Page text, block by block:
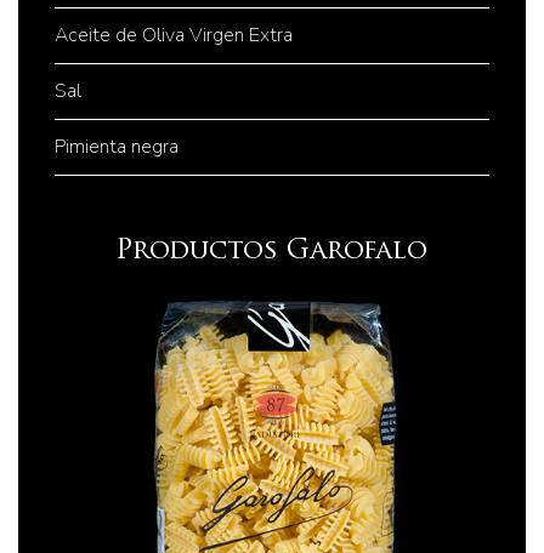
Aceite de Oliva Virgen Extra
Sal
Pimienta negra
Productos Garofalo